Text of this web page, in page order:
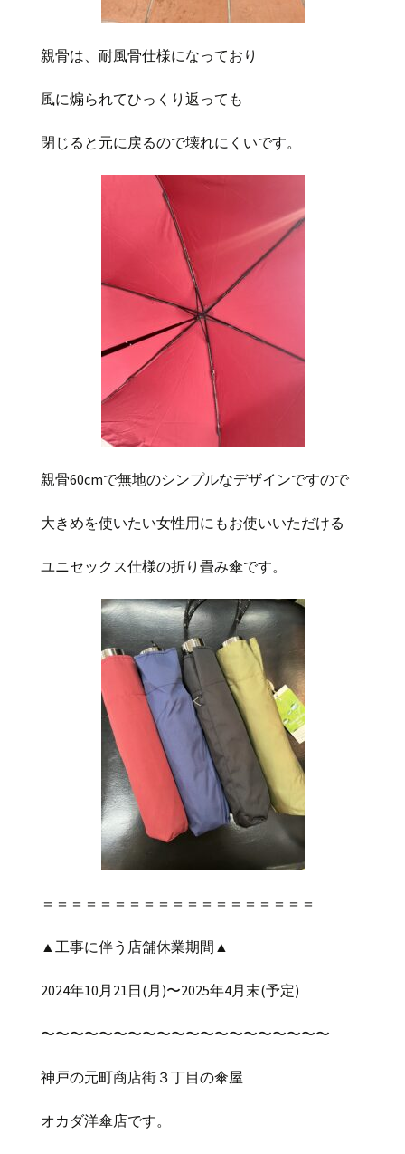
親骨は、耐風骨仕様になっており
風に煽られてひっくり返っても
閉じると元に戻るので壊れにくいです。
親骨60cmで無地のシンプルなデザインですので
大きめを使いたい女性用にもお使いいただける
ユニセックス仕様の折り畳み傘です。
＝＝＝＝＝＝＝＝＝＝＝＝＝＝＝＝＝＝＝
▲工事に伴う店舗休業期間 ▲
2024年10月 21日(月 )〜2025年4月末(予定)
〜〜〜〜〜〜〜〜〜〜〜〜〜〜〜〜〜〜〜〜
神戸の元町商店街３丁目の傘屋
オカダ洋傘店です。